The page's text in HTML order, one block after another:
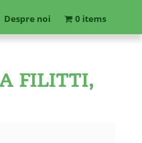
Despre noi 0 items
FILITTI,